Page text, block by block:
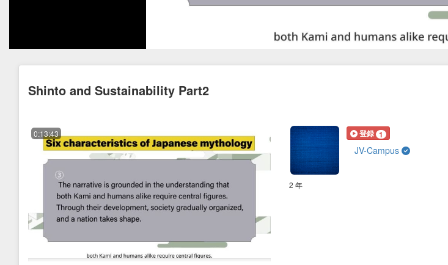
Shinto and Sustainability Part2
0:13:43 登録 1
JV-Campus
2 年